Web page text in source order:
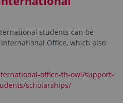
students can be
Office, which also
office-th-owl/support-
scholarships/